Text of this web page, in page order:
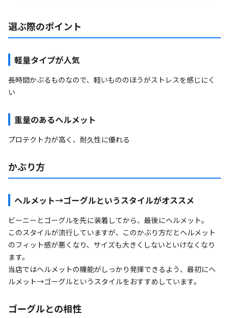
選ぶ際のポイント
軽量タイプが人気
長時間かぶるものなので、軽いもののほうがストレスを感じにく
い
重量のあるヘルメット
プロテクト力が高く、耐久性に優れる
かぶり方
ヘルメット→ゴーグルというスタイルがオススメ
ビーニーとゴーグルを先に装着してから、最後にヘルメット。
このスタイルが流行していますが、このかぶり方だとヘルメット
のフィット感が悪くなり、サイズも大きくしないといけなくなり
ます。
当店ではヘルメットの機能がしっかり発揮できるよう、最初にヘ
ルメット→ゴーグルというスタイルをおすすめしています。
ゴーグルとの相性